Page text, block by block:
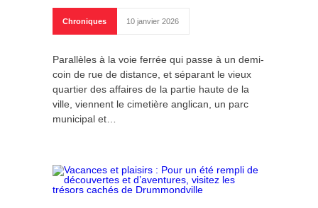
Chroniques 10 janvier 2026
Parallèles à la voie ferrée qui passe à un demi-
coin de rue de distance, et séparant le vieux
quartier des affaires de la partie haute de la
ville, viennent le cimetière anglican, un parc
municipal et…